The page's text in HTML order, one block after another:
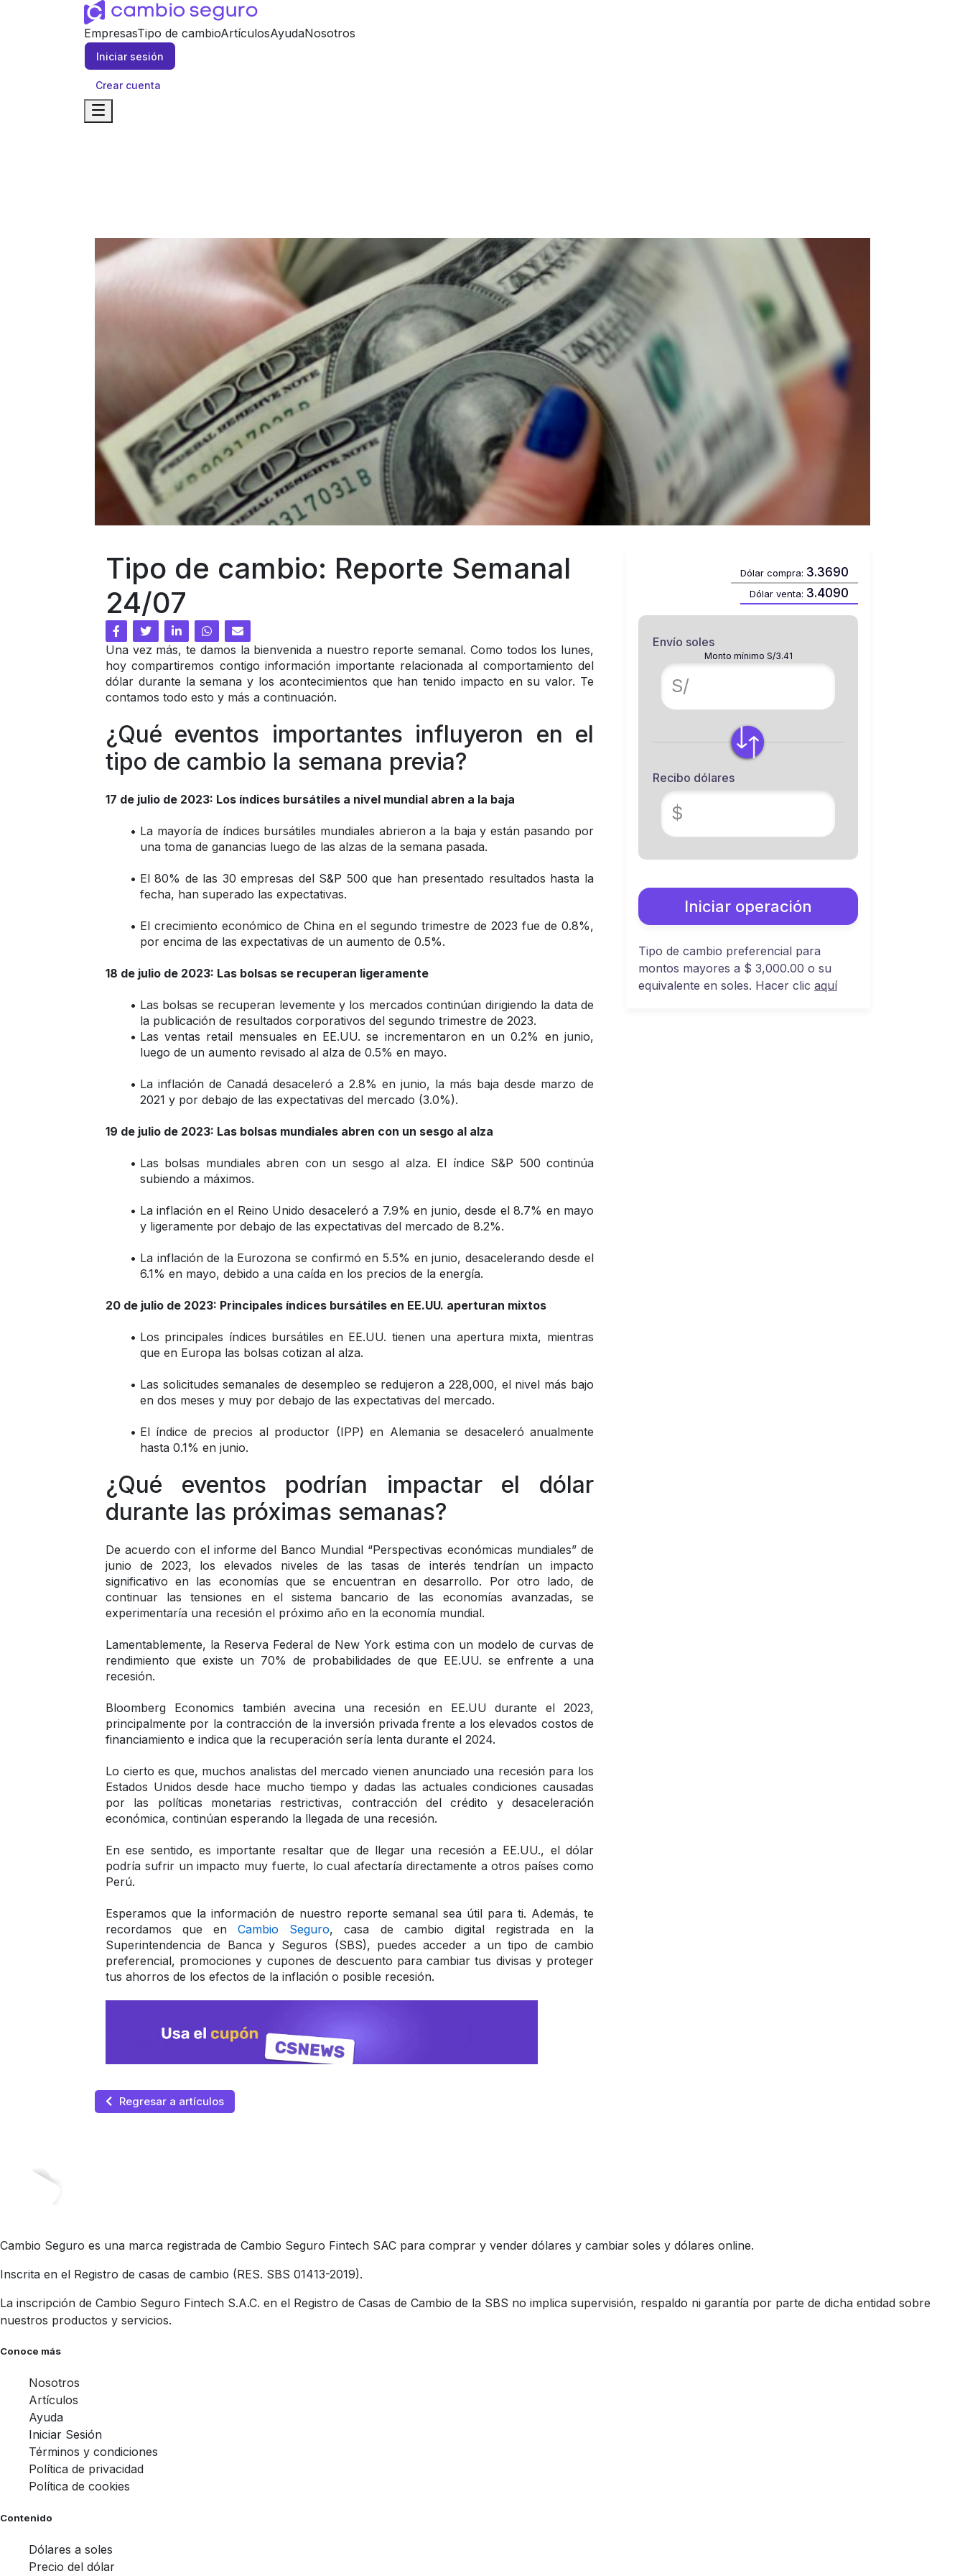
EmpresasTipo de cambioArtículosAyudaNosotros
Iniciar sesión
Crear cuenta
Tipo de cambio: Reporte Semanal
24/07
Una vez más, te damos la bienvenida a nuestro reporte semanal. Como todos los lunes,
hoy compartiremos contigo información importante relacionada al comportamiento del
dólar durante la semana y los acontecimientos que han tenido impacto en su valor. Te
contamos todo esto y más a continuación.
¿Qué eventos importantes influyeron en el
tipo de cambio la semana previa?
17 de julio de 2023: Los índices bursátiles a nivel mundial abren a la baja
La mayoría de índices bursátiles mundiales abrieron a la baja y están pasando por
una toma de ganancias luego de las alzas de la semana pasada.
El 80% de las 30 empresas del S&P 500 que han presentado resultados hasta la
fecha, han superado las expectativas.
El crecimiento económico de China en el segundo trimestre de 2023 fue de 0.8%,
por encima de las expectativas de un aumento de 0.5%.
18 de julio de 2023: Las bolsas se recuperan ligeramente
Las bolsas se recuperan levemente y los mercados continúan dirigiendo la data de
la publicación de resultados corporativos del segundo trimestre de 2023.
Las ventas retail mensuales en EE.UU. se incrementaron en un 0.2% en junio,
luego de un aumento revisado al alza de 0.5% en mayo.
La inflación de Canadá desaceleró a 2.8% en junio, la más baja desde marzo de
2021 y por debajo de las expectativas del mercado (3.0%).
19 de julio de 2023: Las bolsas mundiales abren con un sesgo al alza
Las bolsas mundiales abren con un sesgo al alza. El índice S&P 500 continúa
subiendo a máximos.
La inflación en el Reino Unido desaceleró a 7.9% en junio, desde el 8.7% en mayo
y ligeramente por debajo de las expectativas del mercado de 8.2%.
La inflación de la Eurozona se confirmó en 5.5% en junio, desacelerando desde el
6.1% en mayo, debido a una caída en los precios de la energía.
20 de julio de 2023: Principales índices bursátiles en EE.UU. aperturan mixtos
Los principales índices bursátiles en EE.UU. tienen una apertura mixta, mientras
que en Europa las bolsas cotizan al alza.
Las solicitudes semanales de desempleo se redujeron a 228,000, el nivel más bajo
en dos meses y muy por debajo de las expectativas del mercado.
El índice de precios al productor (IPP) en Alemania se desaceleró anualmente
hasta 0.1% en junio.
¿Qué eventos podrían impactar el dólar
durante las próximas semanas?
De acuerdo con el informe del Banco Mundial “Perspectivas económicas mundiales” de
junio de 2023, los elevados niveles de las tasas de interés tendrían un impacto
significativo en las economías que se encuentran en desarrollo. Por otro lado, de
continuar las tensiones en el sistema bancario de las economías avanzadas, se
experimentaría una recesión el próximo año en la economía mundial.
Lamentablemente, la Reserva Federal de New York estima con un modelo de curvas de
rendimiento que existe un 70% de probabilidades de que EE.UU. se enfrente a una
recesión.
Bloomberg Economics también avecina una recesión en EE.UU durante el 2023,
principalmente por la contracción de la inversión privada frente a los elevados costos de
financiamiento e indica que la recuperación sería lenta durante el 2024.
Lo cierto es que, muchos analistas del mercado vienen anunciado una recesión para los
Estados Unidos desde hace mucho tiempo y dadas las actuales condiciones causadas
por las políticas monetarias restrictivas, contracción del crédito y desaceleración
económica, continúan esperando la llegada de una recesión.
En ese sentido, es importante resaltar que de llegar una recesión a EE.UU., el dólar
podría sufrir un impacto muy fuerte, lo cual afectaría directamente a otros países como
Perú.
Esperamos que la información de nuestro reporte semanal sea útil para ti. Además, te
recordamos que en Cambio Seguro, casa de cambio digital registrada en la
Superintendencia de Banca y Seguros (SBS), puedes acceder a un tipo de cambio
preferencial, promociones y cupones de descuento para cambiar tus divisas y proteger
tus ahorros de los efectos de la inflación o posible recesión.
Dólar compra: 3.3690
Dólar venta: 3.4090
Envío soles
Monto mínimo S/3.41
S/
Recibo dólares
$
Iniciar operación
Tipo de cambio preferencial para
montos mayores a $ 3,000.00 o su
equivalente en soles. Hacer clic aquí
Regresar a artículos
Cambio Seguro es una marca registrada de Cambio Seguro Fintech SAC para comprar y vender dólares y cambiar soles y dólares online.
Inscrita en el Registro de casas de cambio (RES. SBS 01413-2019).
La inscripción de Cambio Seguro Fintech S.A.C. en el Registro de Casas de Cambio de la SBS no implica supervisión, respaldo ni garantía por parte de dicha entidad sobre
nuestros productos y servicios.
Conoce más
Nosotros
Artículos
Ayuda
Iniciar Sesión
Términos y condiciones
Política de privacidad
Política de cookies
Contenido
Dólares a soles
Precio del dólar